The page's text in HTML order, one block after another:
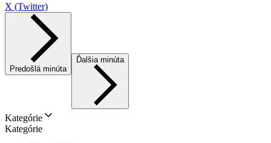
X (Twitter)
Predošlá minúta
Ďalšia minúta
Kategórie
Kategórie